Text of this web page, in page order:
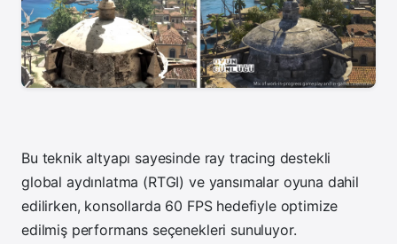
Bu teknik altyapı sayesinde ray tracing destekli
global aydınlatma (RTGI) ve yansımalar oyuna dahil
edilirken, konsollarda 60 FPS hedefiyle optimize
edilmiş performans seçenekleri sunuluyor.